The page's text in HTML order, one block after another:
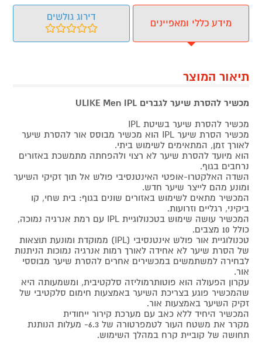
מידע כללי ומאפיינים
דירוג גולשים
תיאור המוצר
מכשיר להסרת שיער לגברים ULIKE Men IPL
מכשיר להסרת שיער בשיטת IPL
מכשיר הסרת שיער IPL הוא מכשיר מבוסס אור להסרת שיער
לאורך זמן, המתאימים לשימוש ביתי.
הוא מיועד להסרת שיער לא רצוי ולהפחתה מתמשכת באזורים
נרחבים בגוף.
השדה האלקטרו-אופטי האינטנסיבי פולש אל תוך זקיקי השיער
ומונע מהם לייצר שיער חדש.
המכשיר מתאים לשימוש באזורים שונים בגוף: בית שחי, קו
ביקיני, רגליים וזרועות.
המכשיר עושה שימוש בטכנולוגיית IPL עם רמת אנרגיה נמוכה,
כולל 10 מצבים.
טכנולוגיית אור פולש אינטנסיבי (IPL) ממוקדת ומונעת תוצאות
של הסרת שיער לא אחידה לאורך רמות אנרגיה נמוכות הניתנות
לבחירה למשתמשים במכשירים אחרים להסרת שיער מבוססי
אור.
עקרון הפעולה הוא פוטותרמוליזה סלקטיבית, ומשמעותה היא
שהמכשיר פוגע בצריכת השיער באמצעות חימום סלקטיבי של
זקיק השיער באמצעות אור.
המכשיר היחיד ללא כאב עם מערכת קירור ייחודית
מקרר את משטח העור לטמפרטורה של 6.3- מעלות הנותנת
תחושה של קוביית קרח במהלך השימוש.